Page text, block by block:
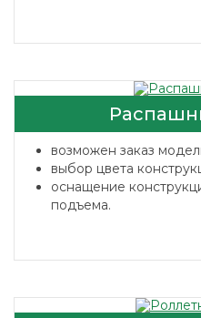
возможен заказ
выбор цвета
оснащение
подъема.